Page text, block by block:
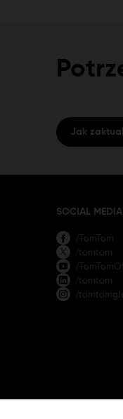
Jak
SOCIAL MEDIA
/TomTom
/tomtom
/
/tomtom
/